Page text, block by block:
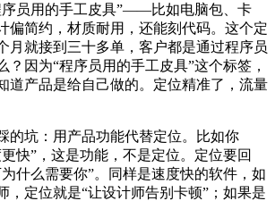
序员用的手工皮具”——比如电脑包、卡
偏简约，材质耐用，还能刻代码。这个定
月就接到三十多单，客户都是通过程序员
？因为“程序员用的手工皮具”这个标签，
道产品是给自己做的。定位精准了，流量
的坑：用产品功能代替定位。比如你
快”，这是功能，不是定位。定位要回
什么需要你”。同样是速度快的软件，如
，定位就是“让设计师告别卡顿”；如果是